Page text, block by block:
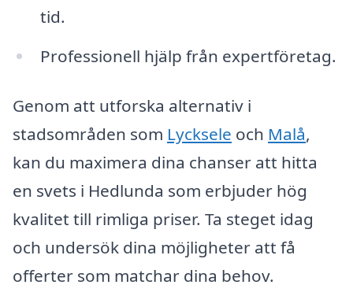
tid.
Professionell hjälp från expertföretag.
Genom att utforska alternativ i
stadsområden som Lycksele och Malå,
kan du maximera dina chanser att hitta
en svets i Hedlunda som erbjuder hög
kvalitet till rimliga priser. Ta steget idag
och undersök dina möjligheter att få
offerter som matchar dina behov.